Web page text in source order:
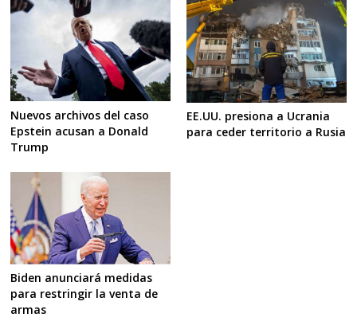
Nuevos archivos del caso
Epstein acusan a Donald
Trump
EE.UU. presiona a Ucrania
para ceder territorio a Rusia
Biden anunciará medidas
para restringir la venta de
armas